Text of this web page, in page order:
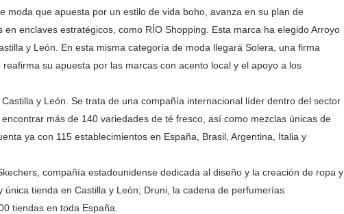
moda que apuesta por un estilo de vida boho, avanza en su plan de
enclaves estratégicos, como RÍO Shopping. Esta marca ha elegido Arroyo
y León. En esta misma categoría de moda llegará Solera, una firma
su apuesta por las marcas con acento local y el apoyo a los
y León. Se trata de una compañía internacional líder dentro del sector
más de 140 variedades de té fresco, así como mezclas únicas de
ya con 115 establecimientos en España, Brasil, Argentina, Italia y
compañía estadounidense dedicada al diseño y la creación de ropa y
tienda en Castilla y León; Druni, la cadena de perfumerías
tiendas en toda España.